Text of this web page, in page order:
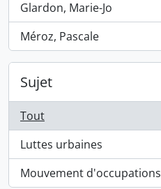
Glardon, Marie-Jo
, 1 résultats
Méroz, Pascale
, 1 résultats
Sujet
Tout
Luttes urbaines
, 1 résultats
Mouvement d'occupations
, 1 résultats